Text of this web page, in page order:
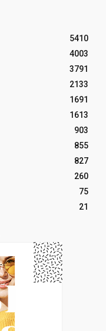
5410
4003
3791
2133
1691
1613
903
855
827
260
75
21